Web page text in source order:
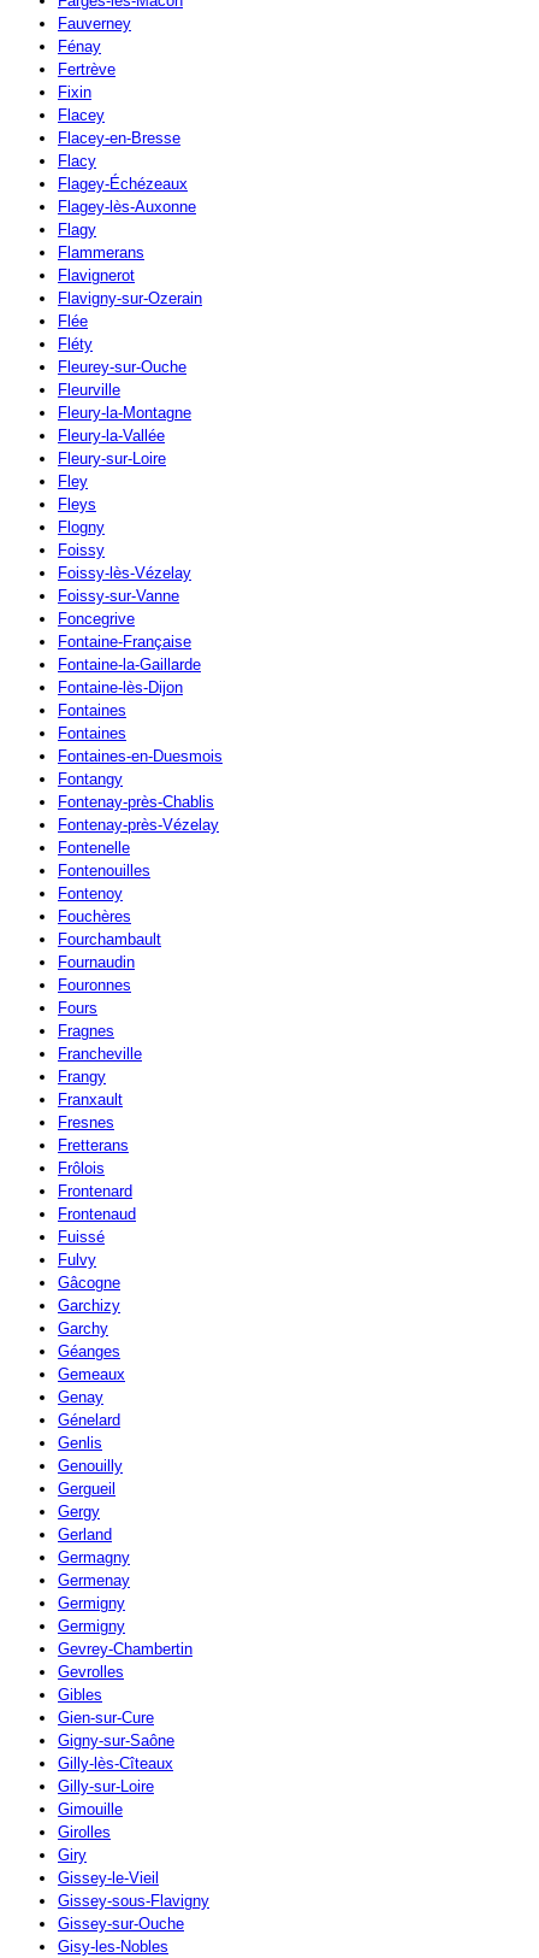
Fauverney
Fénay
Fertrève
Fixin
Flacey
Flacey-en-Bresse
Flacy
Flagey-Échézeaux
Flagey-lès-Auxonne
Flagy
Flammerans
Flavignerot
Flavigny-sur-Ozerain
Flée
Fléty
Fleurey-sur-Ouche
Fleurville
Fleury-la-Montagne
Fleury-la-Vallée
Fleury-sur-Loire
Fley
Fleys
Flogny
Foissy
Foissy-lès-Vézelay
Foissy-sur-Vanne
Foncegrive
Fontaine-Française
Fontaine-la-Gaillarde
Fontaine-lès-Dijon
Fontaines
Fontaines
Fontaines-en-Duesmois
Fontangy
Fontenay-près-Chablis
Fontenay-près-Vézelay
Fontenelle
Fontenouilles
Fontenoy
Fouchères
Fourchambault
Fournaudin
Fouronnes
Fours
Fragnes
Francheville
Frangy
Franxault
Fresnes
Fretterans
Frôlois
Frontenard
Frontenaud
Fuissé
Fulvy
Gâcogne
Garchizy
Garchy
Géanges
Gemeaux
Genay
Génelard
Genlis
Genouilly
Gergueil
Gergy
Gerland
Germagny
Germenay
Germigny
Germigny
Gevrey-Chambertin
Gevrolles
Gibles
Gien-sur-Cure
Gigny-sur-Saône
Gilly-lès-Cîteaux
Gilly-sur-Loire
Gimouille
Girolles
Giry
Gissey-le-Vieil
Gissey-sous-Flavigny
Gissey-sur-Ouche
Gisy-les-Nobles